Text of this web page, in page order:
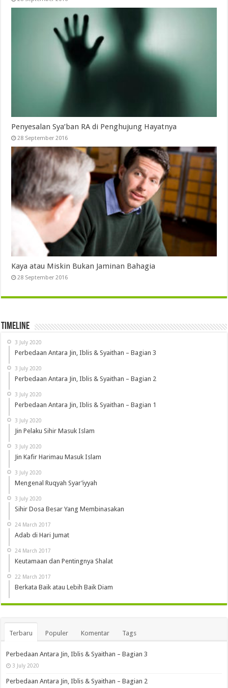
Penyesalan Sya’ban RA di Penghujung Hayatnya
28 September 2016
Kaya atau Miskin Bukan Jaminan Bahagia
28 September 2016
Timeline
3 July 2020
Perbedaan Antara Jin, Iblis & Syaithan – Bagian 3
3 July 2020
Perbedaan Antara Jin, Iblis & Syaithan – Bagian 2
3 July 2020
Perbedaan Antara Jin, Iblis & Syaithan – Bagian 1
3 July 2020
Jin Pelaku Sihir Masuk Islam
3 July 2020
Jin Kafir Harimau Masuk Islam
3 July 2020
Mengenal Ruqyah Syar’iyyah
3 July 2020
Sihir Dosa Besar Yang Membinasakan
24 March 2017
Adab di Hari Jumat
24 March 2017
Keutamaan dan Pentingnya Shalat
22 March 2017
Berkata Baik atau Lebih Baik Diam
Terbaru Populer Komentar Tags
Perbedaan Antara Jin, Iblis & Syaithan – Bagian 3
3 July 2020
Perbedaan Antara Jin, Iblis & Syaithan – Bagian 2